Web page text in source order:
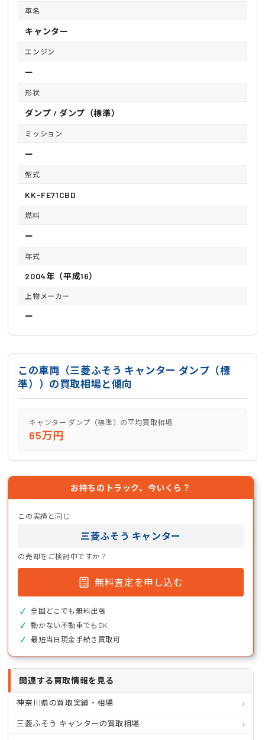
車名
キャンター
エンジン
ー
形状
ダンプ / ダンプ（標準）
ミッション
ー
型式
KK-FE71CBD
燃料
ー
年式
2004年（平成16）
上物メーカー
ー
この車両（三菱ふそう キャンター ダンプ（標
準））の買取相場と傾向
キャンター ダンプ（標準）の平均買取相場
65万円
お持ちのトラック、今いくら？
この実績と同じ
三菱ふそう キャンター
の売却をご検討中ですか？
無料査定を申し込む
全国どこでも無料出張
動かない不動車でもOK
最短当日現金手続き買取可
関連する買取情報を見る
神奈川県の買取実績・相場
三菱ふそう キャンターの買取相場